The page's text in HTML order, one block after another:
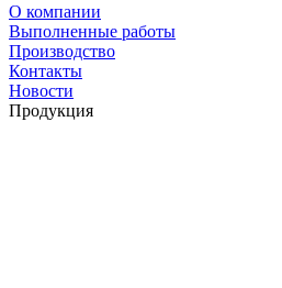
О компании
Выполненные работы
Производство
Контакты
Новости
Продукция